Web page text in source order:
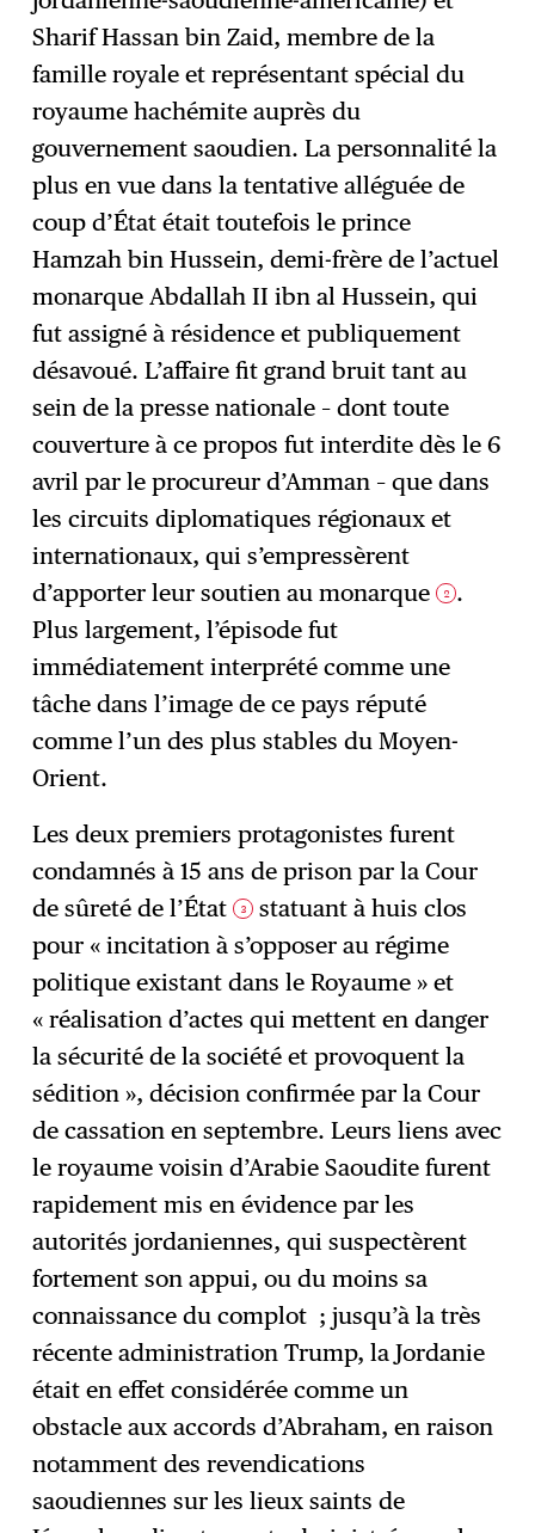
Sharif Hassan bin Zaid, membre de la
famille royale et représentant spécial du
royaume hachémite auprès du
gouvernement saoudien. La personnalité la
plus en vue dans la tentative alléguée de
coup d’État était toutefois le prince
Hamzah bin Hussein, demi-frère de l’actuel
monarque Abdallah II ibn al Hussein, qui
fut assigné à résidence et publiquement
désavoué. L’affaire fit grand bruit tant au
sein de la presse nationale – dont toute
couverture à ce propos fut interdite dès le 6
avril par le procureur d’Amman – que dans
les circuits diplomatiques régionaux et
internationaux, qui s’empressèrent
d’apporter leur soutien au monarque 2 .
Plus largement, l’épisode fut
immédiatement interprété comme une
tâche dans l’image de ce pays réputé
comme l’un des plus stables du Moyen-
Orient.
Les deux premiers protagonistes furent
condamnés à 15 ans de prison par la Cour
de sûreté de l’État 3
statuant à huis clos
pour « incitation à s’opposer au régime
politique existant dans le Royaume » et
« réalisation d’actes qui mettent en danger
la sécurité de la société et provoquent la
sédition », décision confirmée par la Cour
de cassation en septembre. Leurs liens avec
le royaume voisin d’Arabie Saoudite furent
rapidement mis en évidence par les
autorités jordaniennes, qui suspectèrent
fortement son appui, ou du moins sa
connaissance du complot ; jusqu’à la très
récente administration Trump, la Jordanie
était en effet considérée comme un
obstacle aux accords d’Abraham, en raison
notamment des revendications
saoudiennes sur les lieux saints de